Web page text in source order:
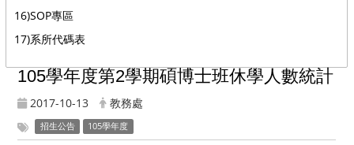
16)SOP專區
17)系所代碼表
105學年度第2學期碩博士班休學人數統計
2017-10-13 教務處
招生公告 105學年度